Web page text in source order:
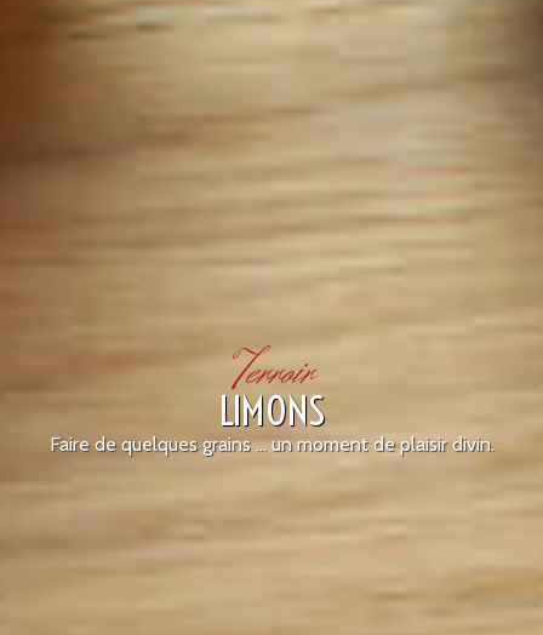
Terroir
LIMONS
Faire de quelques grains ... un moment de plaisir divin.